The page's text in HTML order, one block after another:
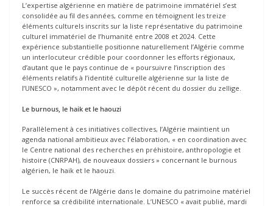
L’expertise algérienne en matière de patrimoine immatériel s’est
consolidée au fil des années, comme en témoignent les treize
éléments culturels inscrits sur la liste représentative du patrimoine
culturel immatériel de l’humanité entre 2008 et 2024. Cette
expérience substantielle positionne naturellement l’Algérie comme
un interlocuteur crédible pour coordonner les efforts régionaux,
d’autant que le pays continue de « poursuivre l’inscription des
éléments relatifs à l’identité culturelle algérienne sur la liste de
l’UNESCO », notamment avec le dépôt récent du dossier du zellige.
Le burnous, le haik et le haouzi
Parallèlement à ces initiatives collectives, l’Algérie maintient un
agenda national ambitieux avec l’élaboration, « en coordination avec
le Centre national des recherches en préhistoire, anthropologie et
histoire (CNRPAH), de nouveaux dossiers » concernant le burnous
algérien, le haik et le haouzi.
Le succès récent de l’Algérie dans le domaine du patrimoine matériel
renforce sa crédibilité internationale. L’UNESCO « avait publié, mardi